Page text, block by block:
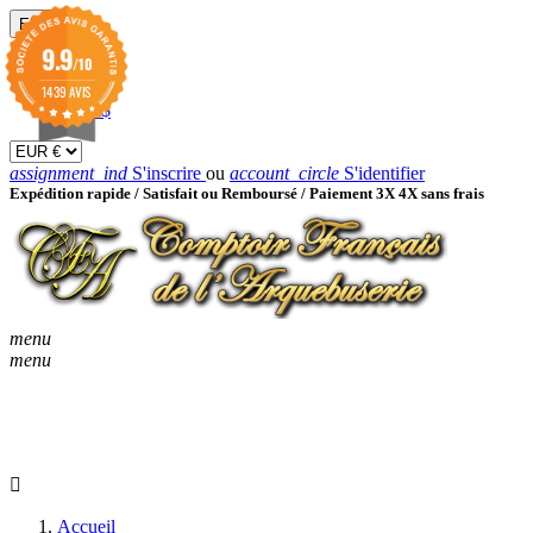
EUR 
EUR €
GBP £
USD $
assignment_ind S'inscrire ou account_circle S'identifier
Expédition rapide / Satisfait ou Remboursé / Paiement 3X 4X sans frais
menu
menu
Accueil
9.9/10
1439 AVIS